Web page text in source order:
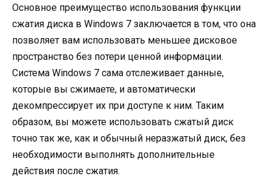
Основное преимущество использования функции
сжатия диска в Windows 7 заключается в том, что она
позволяет вам использовать меньшее дисковое
пространство без потери ценной информации.
Система Windows 7 сама отслеживает данные,
которые вы сжимаете, и автоматически
декомпрессирует их при доступе к ним. Таким
образом, вы можете использовать сжатый диск
точно так же, как и обычный неразжатый диск, без
необходимости выполнять дополнительные
действия после сжатия.